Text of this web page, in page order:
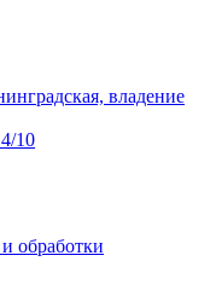
владение
10
обработки